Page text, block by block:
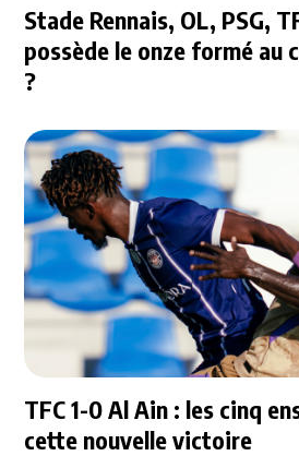
Stade Rennais, OL, PSG,
possède le onze formé au
?
TFC 1-0 Al Ain : les cinq
cette nouvelle victoire